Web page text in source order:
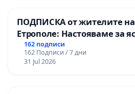
ПОДПИСКА от жителите
Етрополе: Настояваме за
“Елаците-МЕД” АД и от
изпълнят всички
162 подписи
162 Подписи / 7 дни
31 Jul 2026